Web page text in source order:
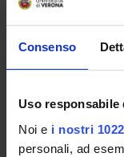
Consenso
Uso responsabile
Noi e i nostri
personali, ad
Insegnamenti
Calendario
Piani didattici
Calendario